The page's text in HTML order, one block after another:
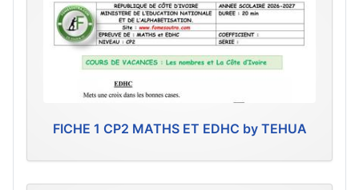
FICHE 1 CP2 MATHS ET EDHC by TEHUA